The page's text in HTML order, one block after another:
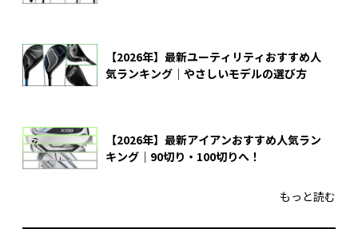
【2026年】最新ユーティリティおすすめ人
気ランキング｜やさしいモデルの選び方
【2026年】最新アイアンおすすめ人気ラン
キング｜90切り・100切りへ！
もっと読む